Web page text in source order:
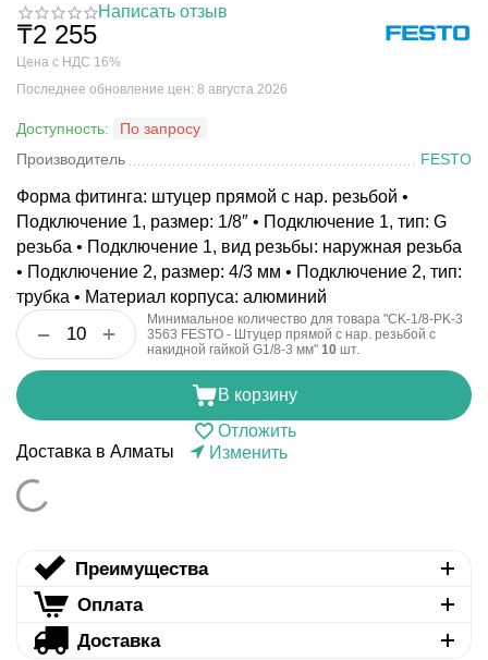
Написать отзыв
₸2 255
Цена с НДС 16%
Последнее обновление цен: 8 августа 2026
Доступность:
По запросу
Производитель
FESTO
Форма фитинга: штуцер прямой с нар. резьбой •
Подключение 1, размер: 1/8″ • Подключение 1, тип: G
резьба • Подключение 1, вид резьбы: наружная резьба
• Подключение 2, размер: 4/3 мм • Подключение 2, тип:
трубка • Материал корпуса: алюминий
+
−
Минимальное количество для товара "CK-1/8-PK-3
3563 FESTO - Штуцер прямой с нар. резьбой с
накидной гайкой G1/8-3 мм" 10 шт.
В корзину
Отложить
Доставка в Алматы
Изменить
Преимущества
Оплата
Доставка